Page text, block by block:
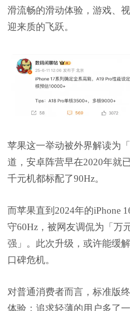
滑流畅的滑动体验，游戏、
迎来质的飞跃。
苹果这一举动被外界解读为
道，安卓阵营早在2020年就
千元机都标配了90Hz。
而苹果直到2024年的iPhone
守60Hz，被网友调侃为「万
强」。此次升级，或许能缓
口碑危机。
对普通消费者而言，标准版
体验；追求轻薄的用户多了